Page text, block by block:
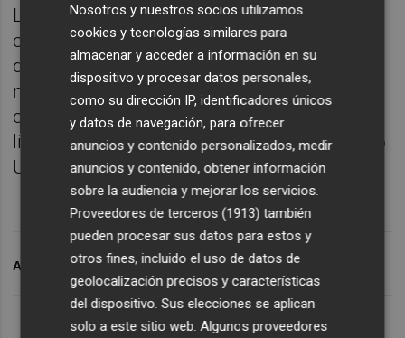
La nueva plataforma, totalmente
convergente, pondrá al cliente en el centro
de su estrategia y contará con la escala
necesaria para innovar en un entorno digital
cambiante, invirtiendo 10.000 millones de
libras (11.421 millones de euros) en el Reino
Unido durante los próximos cinco años.
ARCHIVADO EN TELEFÓNICA FUSIÓN
Nosotros y nuestros socios utilizamos
cookies y tecnologías similares para
almacenar y acceder a información en su
dispositivo y procesar datos personales,
como su dirección IP, identificadores únicos
y datos de navegación, para ofrecer
anuncios y contenido personalizados, medir
anuncios y contenido, obtener información
sobre la audiencia y mejorar los servicios.
Proveedores de terceros (1913) también
pueden procesar sus datos para estos y
otros fines, incluido el uso de datos de
geolocalización precisos y características
del dispositivo. Sus elecciones se aplican
solo a este sitio web. Algunos proveedores